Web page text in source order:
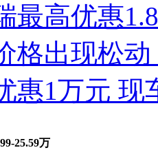
最高优惠
格出现松
惠1万元 现
25.59万